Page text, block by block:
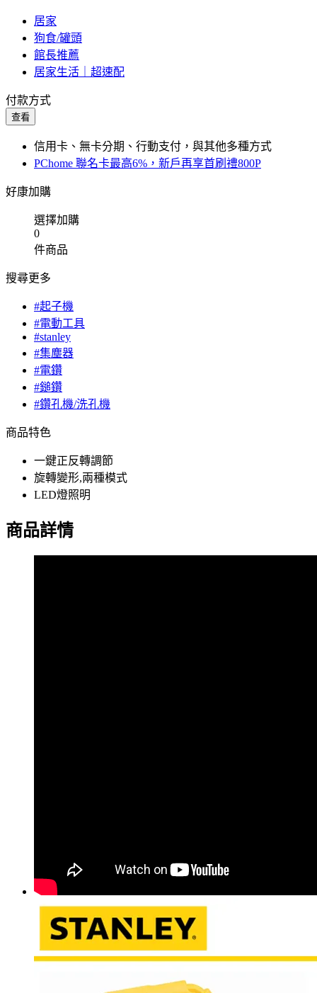
居家
狗食/罐頭
館長推薦
居家生活｜超速配
付款方式
查看
信用卡、無卡分期、行動支付，與其他多種方式
PChome 聯名卡最高6%，新戶再享首刷禮800P
好康加購
選擇加購
0
件商品
搜尋更多
#起子機
#電動工具
#stanley
#集塵器
#電鑽
#鎚鑽
#鑽孔機/洗孔機
商品特色
一鍵正反轉調節
旋轉變形,兩種模式
LED燈照明
商品詳情